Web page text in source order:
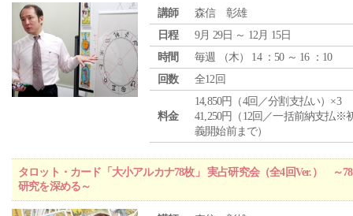
講師
森信 彰雄
日程
9月 29日 ～ 12月 15日
時間
毎週 （木） 14 ：50 ～ 16 ：10
回数
全12回
料金
14,850円（4回／分割支払い）×3
41,250円（12回／一括前納支払※
義開始前まで）
タロット・カード「大小アルカナ78枚」 実占研究会（全4回Ver.） ～
研究を深める～